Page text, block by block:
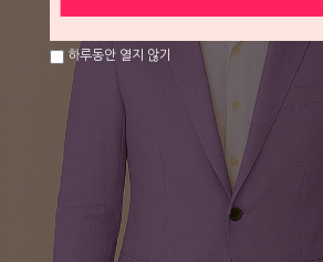
하루동안 열지 않기